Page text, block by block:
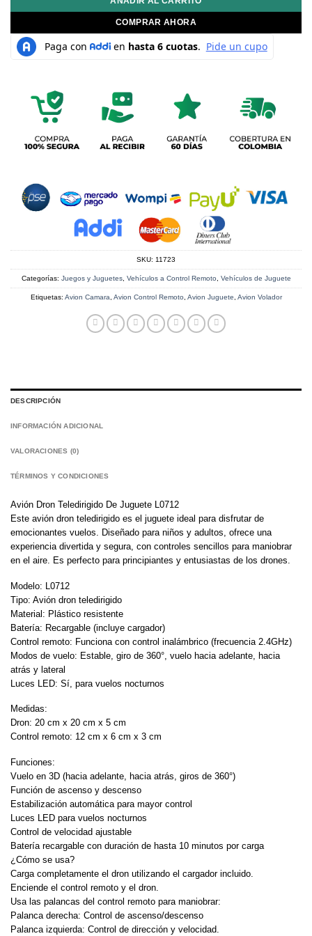
COMPRAR AHORA
SKU: 11723
Categorías: Juegos y Juguetes, Vehículos a Control Remoto, Vehículos de Juguete
Etiquetas: Avion Camara, Avion Control Remoto, Avion Juguete, Avion Volador
DESCRIPCIÓN
INFORMACIÓN ADICIONAL
VALORACIONES (0)
TÉRMINOS Y CONDICIONES
Avión Dron Teledirigido De Juguete L0712
Este avión dron teledirigido es el juguete ideal para disfrutar de
emocionantes vuelos. Diseñado para niños y adultos, ofrece una
experiencia divertida y segura, con controles sencillos para maniobrar
en el aire. Es perfecto para principiantes y entusiastas de los drones.
Modelo: L0712
Tipo: Avión dron teledirigido
Material: Plástico resistente
Batería: Recargable (incluye cargador)
Control remoto: Funciona con control inalámbrico (frecuencia 2.4GHz)
Modos de vuelo: Estable, giro de 360°, vuelo hacia adelante, hacia
atrás y lateral
Luces LED: Sí, para vuelos nocturnos
Medidas:
Dron: 20 cm x 20 cm x 5 cm
Control remoto: 12 cm x 6 cm x 3 cm
Funciones:
Vuelo en 3D (hacia adelante, hacia atrás, giros de 360°)
Función de ascenso y descenso
Estabilización automática para mayor control
Luces LED para vuelos nocturnos
Control de velocidad ajustable
Batería recargable con duración de hasta 10 minutos por carga
¿Cómo se usa?
Carga completamente el dron utilizando el cargador incluido.
Enciende el control remoto y el dron.
Usa las palancas del control remoto para maniobrar:
Palanca derecha: Control de ascenso/descenso
Palanca izquierda: Control de dirección y velocidad.